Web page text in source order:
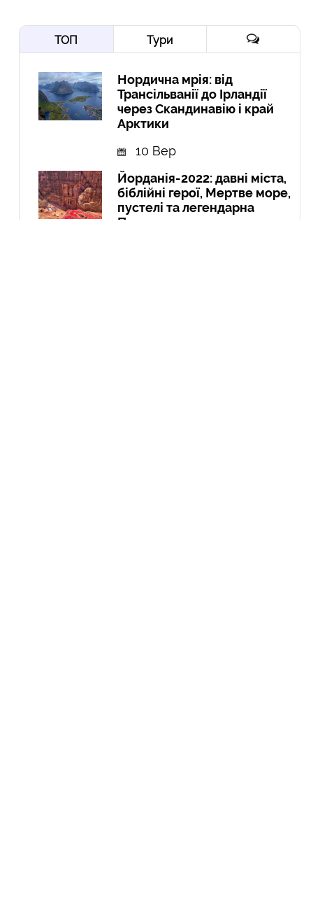
ТОП Тури
Нордична мрія: від
Трансільванії до Ірландії
через Скандинавію і край
Арктики
10 Вер
Йорданія-2022: давні міста,
біблійні герої, Мертве море,
пустелі та легендарна
Петра